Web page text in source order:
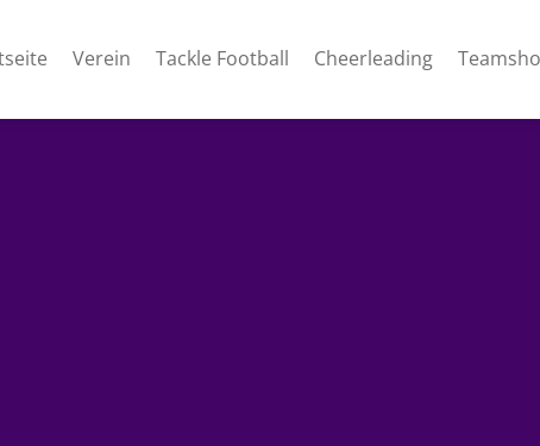
Verein Tackle Football Cheerleading